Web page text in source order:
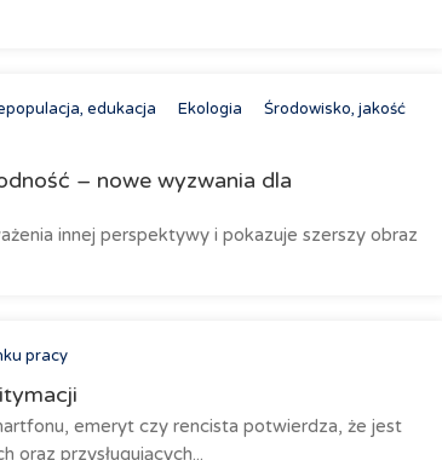
edukacja Ekologia
Środowisko, jakość
– nowe wyzwania dla
innej perspektywy i pokazuje szerszy obraz
pracy
emeryt czy rencista potwierdza, że jest
oraz przysługujących...